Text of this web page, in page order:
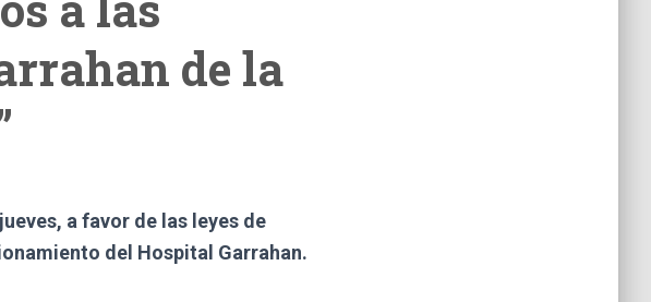
de la
a favor de las leyes de
del Hospital Garrahan.